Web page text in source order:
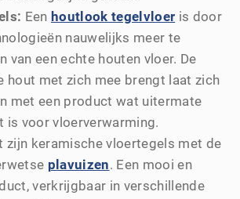
Een houtlook tegelvloer is door
nauwelijks meer te
van een echte houten vloer. De
hout met zich mee brengt laat zich
met een product wat uitermate
is voor vloerverwarming.
zijn keramische vloertegels met de
plavuizen. Een mooi en
verkrijgbaar in verschillende